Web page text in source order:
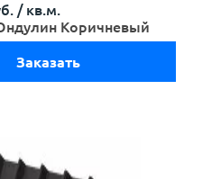
/ кв.м.
Коричневый
Заказать